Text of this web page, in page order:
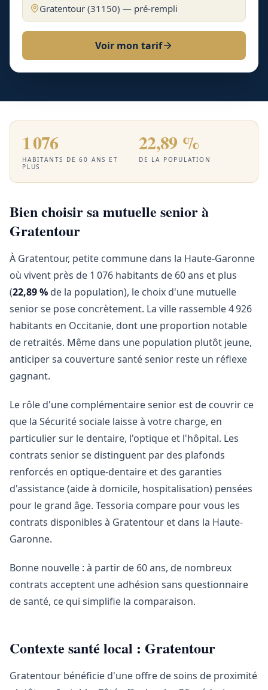
Gratentour (31150) — pré-rempli
Voir mon tarif
1 076
HABITANTS DE 60 ANS ET
PLUS
22,89 %
DE LA POPULATION
Bien choisir sa mutuelle senior à
Gratentour
À Gratentour, petite commune dans la Haute-Garonne
où vivent près de 1 076 habitants de 60 ans et plus
(22,89 % de la population), le choix d'une mutuelle
senior se pose concrètement. La ville rassemble 4 926
habitants en Occitanie, dont une proportion notable
de retraités. Même dans une population plutôt jeune,
anticiper sa couverture santé senior reste un réflexe
gagnant.
Le rôle d'une complémentaire senior est de couvrir ce
que la Sécurité sociale laisse à votre charge, en
particulier sur le dentaire, l'optique et l'hôpital. Les
contrats senior se distinguent par des plafonds
renforcés en optique-dentaire et des garanties
d'assistance (aide à domicile, hospitalisation) pensées
pour le grand âge. Tessoria compare pour vous les
contrats disponibles à Gratentour et dans la Haute-
Garonne.
Bonne nouvelle : à partir de 60 ans, de nombreux
contrats acceptent une adhésion sans questionnaire
de santé, ce qui simplifie la comparaison.
Contexte santé local : Gratentour
Gratentour bénéficie d'une offre de soins de proximité